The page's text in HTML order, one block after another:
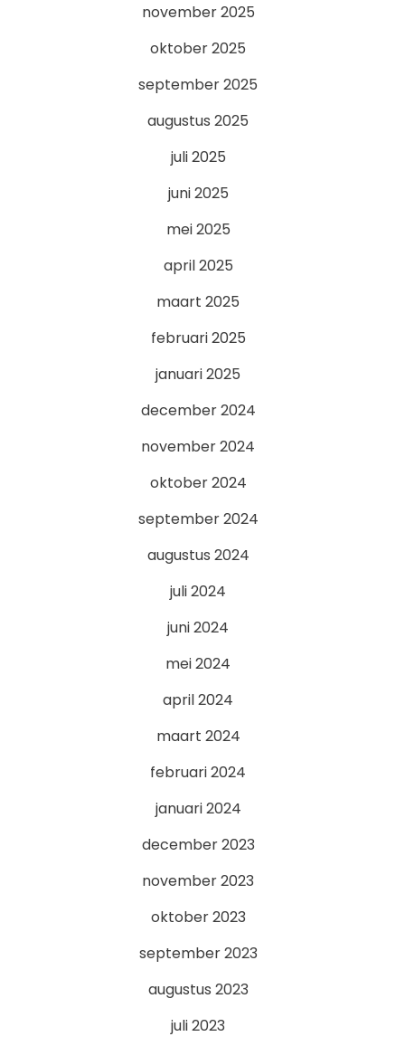
november 2025
oktober 2025
september 2025
augustus 2025
juli 2025
juni 2025
mei 2025
april 2025
maart 2025
februari 2025
januari 2025
december 2024
november 2024
oktober 2024
september 2024
augustus 2024
juli 2024
juni 2024
mei 2024
april 2024
maart 2024
februari 2024
januari 2024
december 2023
november 2023
oktober 2023
september 2023
augustus 2023
juli 2023